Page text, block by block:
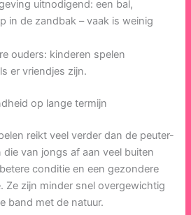
uitnodigend: een bal,
in de zandbak – vaak is weinig
ouders: kinderen spelen
er vriendjes zijn.
op lange termijn
reikt veel verder dan de peuter-
van jongs af aan veel buiten
conditie en een gezondere
Ze zijn minder snel overgewichtig
band met de natuur.